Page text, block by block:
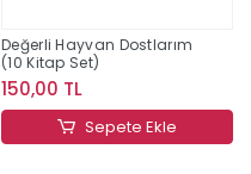
Değerli Hayvan Dostlarım
(10 Kitap Set)
150,00 TL
Sepete Ekle